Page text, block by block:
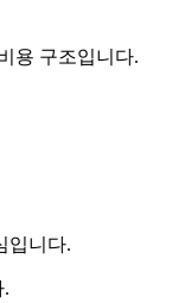
용 구조입니다.
입니다.
.